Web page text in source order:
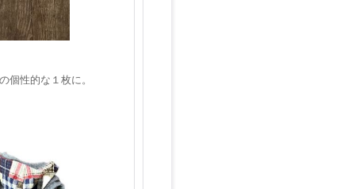
個性的な１枚に。